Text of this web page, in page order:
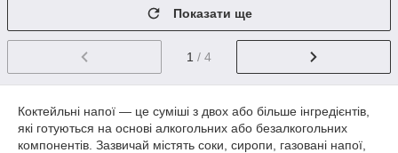
Показати ще
1 / 4
Коктейльні напої — це суміші з двох або більше інгредієнтів,
які готуються на основі алкогольних або безалкогольних
компонентів. Зазвичай містять соки, сиропи, газовані напої,